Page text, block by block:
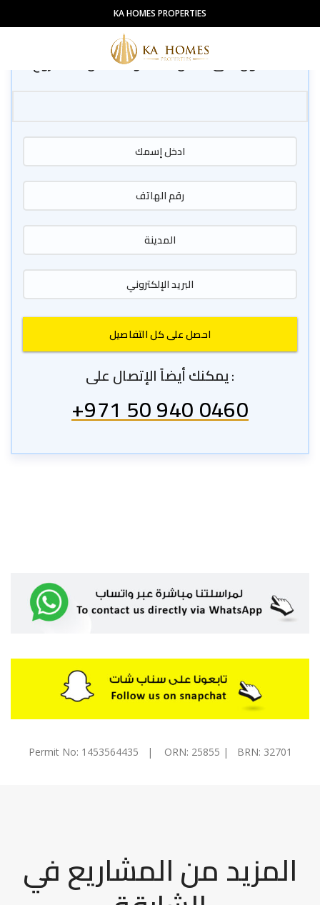
KA HOMES PROPERTIES
سجّل اهتمامك الان
للحصول على كامل المعلومات عن المشروع
يمكنك أيضاً الإتصال على :
+971 50 940 0460
Permit No: 1453564435 | ORN: 25855 | BRN: 32701
المزيد من المشاريع في